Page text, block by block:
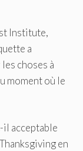
Institute,
a
choses à
moment où le
il acceptable
en